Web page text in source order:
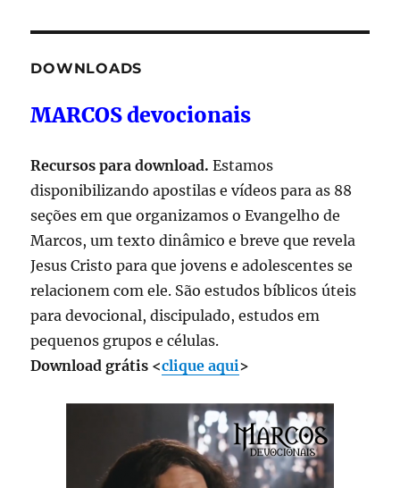
DOWNLOADS
MARCOS devocionais
Recursos para download. Estamos
disponibilizando apostilas e vídeos para as 88
seções em que organizamos o Evangelho de
Marcos, um texto dinâmico e breve que revela
Jesus Cristo para que jovens e adolescentes se
relacionem com ele. São estudos bíblicos úteis
para devocional, discipulado, estudos em
pequenos grupos e células.
Download grátis <clique aqui>